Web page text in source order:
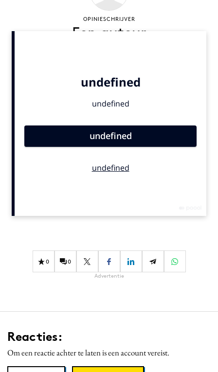
Digital transformation
Martech
Programmatic
0 0
Advertentie
Reacties:
Om een reactie achter te laten is een account vereist.
OPINIESCHRIJVER
Een auteur